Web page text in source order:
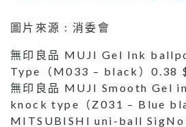
圖片來源 : 消委會
無印良品 MUJI Gel Ink
Type（M033 – black）0.38
無印良品 MUJI Smooth Gel
knock type（Z031 – Blue
MITSUBISHI uni-ball